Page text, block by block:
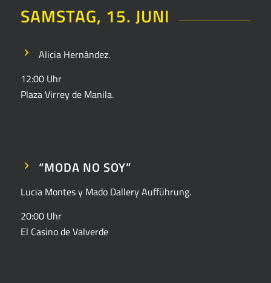
SAMSTAG, 15. JUNI
Alicia Hernández.
12:00 Uhr
Plaza Virrey de Manila.
“MODA NO SOY”
Lucia Montes y Mado DalleryAufführung.
20:00 Uhr
El Casino de Valverde